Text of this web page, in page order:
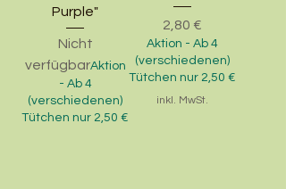
Purple"
Nicht
verfügbarAktion
- Ab 4
(verschiedenen)
Tütchen nur 2,50 €
Preis
2,80 €
Aktion - Ab 4
(verschiedenen)
Tütchen nur 2,50 €
inkl. MwSt.